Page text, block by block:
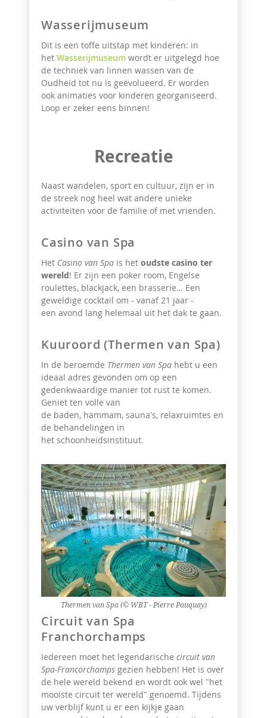
Wasserijmuseum
Dit is een toffe uitstap met kinderen: in
het Wasserijmuseum wordt er uitgelegd hoe
de techniek van linnen wassen van de
Oudheid tot nu is geëvolueerd. Er worden
ook animaties voor kinderen georganiseerd.
Loop er zeker eens binnen!
Recreatie
Naast wandelen, sport en cultuur, zijn er in
de streek nog heel wat andere unieke
activiteiten voor de familie of met vrienden.
Casino van Spa
Het Casino van Spa is het oudste casino ter
wereld! Er zijn een poker room, Engelse
roulettes, blackjack, een brasserie… Een
geweldige cocktail om - vanaf 21 jaar -
een avond lang helemaal uit het dak te gaan.
Kuuroord (Thermen van Spa)
In de beroemde Thermen van Spa hebt u een
ideaal adres gevonden om op een
gedenkwaardige manier tot rust te komen.
Geniet ten volle van
de baden, hammam, sauna's, relaxruimtes en
de behandelingen in
het schoonheidsinstituut.​
Thermen van Spa (© WBT - Pierre Pauquay)
Circuit van Spa
Franchorchamps
Iedereen moet het legendarische circuit van
Spa-Francorchamps gezien hebben! Het is over
de hele wereld bekend en wordt ook wel "het
mooiste circuit ter wereld" genoemd. Tijdens
uw verblijf kunt u er een kijkje gaan